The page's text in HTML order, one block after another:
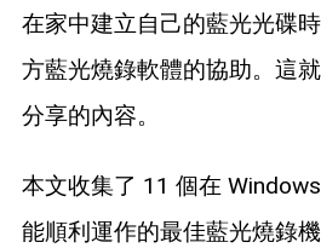
藍光拷貝
在家中建立自己的藍光光碟
方藍光燒錄軟體的協助。這
分享的內容。
本文收集了 11 個在
能順利運作的最佳藍光燒錄